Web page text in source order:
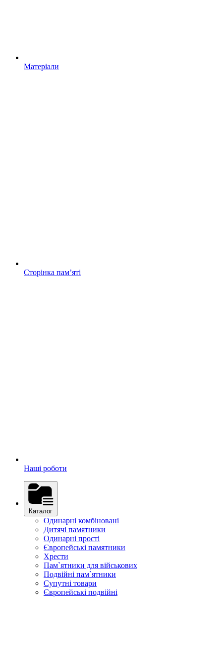
Матеріали
Сторінка памʼяті
Наші роботи
Каталог
Одинарні комбіновані
Дитячі памятники
Одинарні прості
Європейські памятники
Хрести
Пам`ятники для військових
Подвійні пам`ятники
Супутні товари
Європейські подвійні